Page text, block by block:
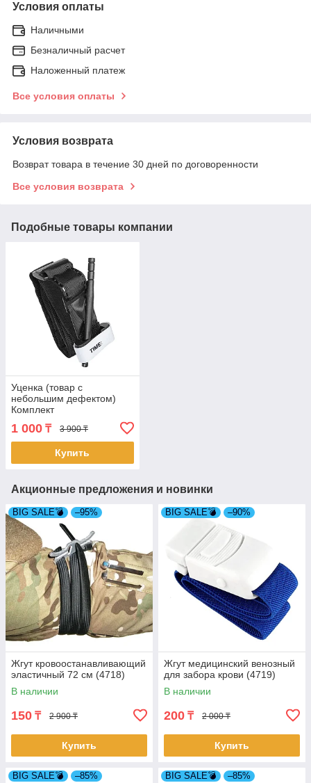
Условия оплаты
Наличными
Безналичный расчет
Наложенный платеж
Все условия оплаты
Условия возврата
Возврат товара в течение 30 дней по договоренности
Все условия возврата
Подобные товары компании
Уценка (товар с
небольшим дефектом)
Комплект
кровоостанавливающий
жгут турникет и ножницы в
чехле
1 000 ₸ 3 900 ₸
Купить
Акционные предложения и новинки
BIG SALE💣 –95%
Жгут кровоостанавливающий
эластичный 72 см (4718)
В наличии
150 ₸ 2 900 ₸
Купить
BIG SALE💣 –90%
Жгут медицинский венозный
для забора крови (4719)
В наличии
200 ₸ 2 000 ₸
Купить
BIG SALE💣 –85% BIG SALE💣 –85%